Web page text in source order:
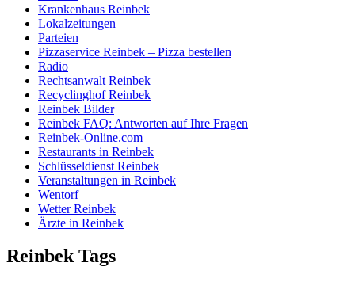
Krankenhaus Reinbek
Lokalzeitungen
Parteien
Pizzaservice Reinbek – Pizza bestellen
Radio
Rechtsanwalt Reinbek
Recyclinghof Reinbek
Reinbek Bilder
Reinbek FAQ: Antworten auf Ihre Fragen
Reinbek-Online.com
Restaurants in Reinbek
Schlüsseldienst Reinbek
Veranstaltungen in Reinbek
Wentorf
Wetter Reinbek
Ärzte in Reinbek
Reinbek Tags